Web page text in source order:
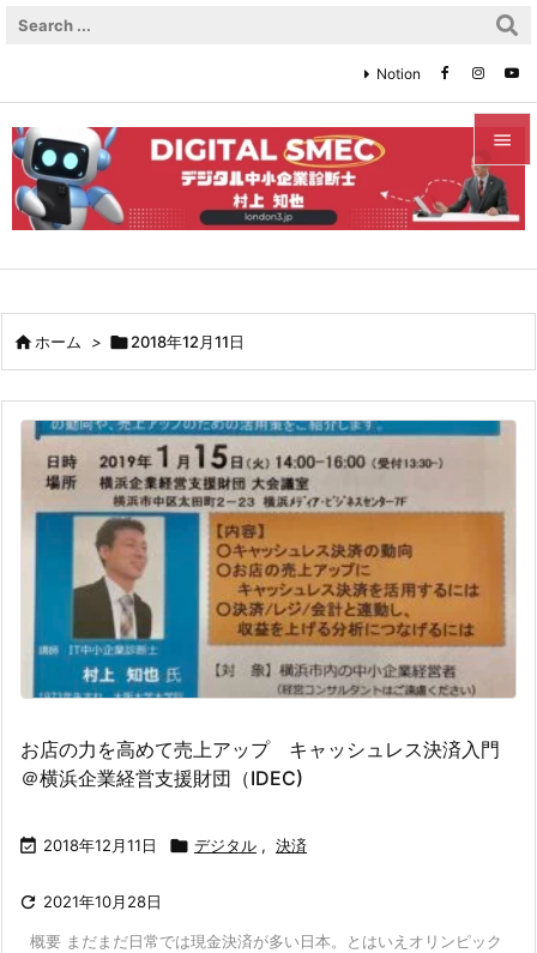


メニュ


次へ

Notion
ホーム > 2018年12月11日
お店の力を高めて売上アップ キャッシュレス決済入門
＠横浜企業経営支援財団（IDEC)
 2018年12月11日  デジタル , 決済
 2021年10月28日
概要 まだまだ日常では現金決済が多い日本。とはいえオリンピック